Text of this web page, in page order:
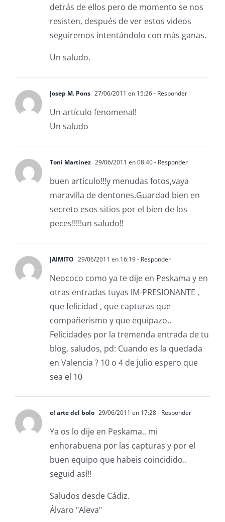
detrás de ellos pero de momento se nos
resisten, después de ver estos videos
seguiremos intentándolo con más ganas.
Un saludo.
Josep M. Pons 27/06/2011 en 15:26- Responder
Un artículo fenomenal!
Un saludo
Toni Martinez 29/06/2011 en 08:40- Responder
buen artículo!!!y menudas fotos,vaya
maravilla de dentones.Guardad bien en
secreto esos sitios por el bien de los
peces!!!!!un saludo!!
JAIMITO 29/06/2011 en 16:19- Responder
Neococo como ya te dije en Peskama y en
otras entradas tuyas IM-PRESIONANTE ,
que felicidad , que capturas que
compañerismo y que equipazo..
Felicidades por la tremenda entrada de tu
blog, saludos, pd: Cuando es la quedada
en Valencia ? 10 o 4 de julio espero que
sea el 10
el arte del bolo 29/06/2011 en 17:28- Responder
Ya os lo dije en Peskama.. mi
enhorabuena por las capturas y por el
buen equipo que habeis coincidido..
seguid así!!
Saludos desde Cádiz.
Álvaro "Aleva"